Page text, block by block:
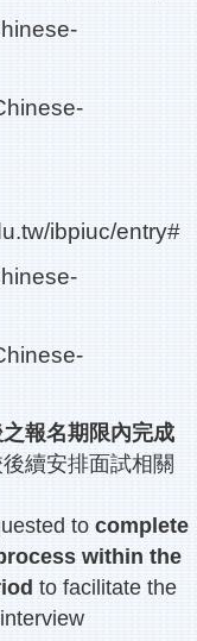
ibpiuc/entry#
報名期限內完成
後續安排面試相關
to complete
within the
to facilitate the